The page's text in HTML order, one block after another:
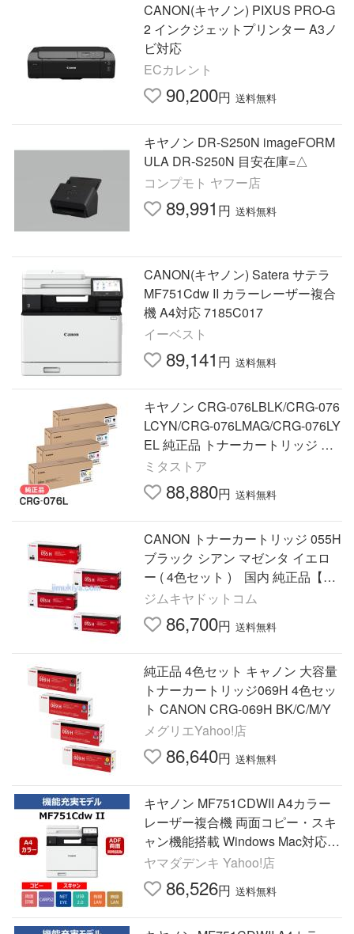
CANON(キヤノン) PIXUS PRO-G
2 インクジェットプリンター A3ノ
ビ対応
ECカレント
90,200円 送料無料
キヤノン DR-S250N imageFORM
ULA DR-S250N 目安在庫=△
コンプモト ヤフー店
89,991 円 送料無料
CANON(キヤノン) Satera サテラ
MF751Cdw II カラーレーザー複合
機 A4対応 7185C017
イーベスト
89,141 円 送料無料
キヤノン CRG-076LBLK/CRG-076
LCYN/CRG-076LMAG/CRG-076LY
EL 純正品 トナーカートリッジ ブ
ラック・シアン・マゼンタ・イエ
ロー 4色セット
ミタストア
88,880円 送料無料
CANON トナーカートリッジ 055H
ブラック シアン マゼンタ イエロ
ー ( 4色セット ) 国内 純正品【Ca
non直送品】 CRG-055H
ジムキヤドットコム
86,700円 送料無料
純正品 4色セット キャノン 大容量
トナーカートリッジ069H 4色セッ
ト CANON CRG-069H BK/C/M/Y
メグリエYahoo!店
86,640円 送料無料
キヤノン MF751CDWII A4カラー
レーザー複合機 両面コピー・スキ
ャン機能搭載 Windows Mac対応
ホワイト
ヤマダデンキ Yahoo!店
86,526円 送料無料